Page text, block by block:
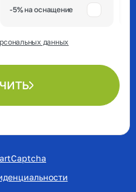
-5% на оснащение
данных